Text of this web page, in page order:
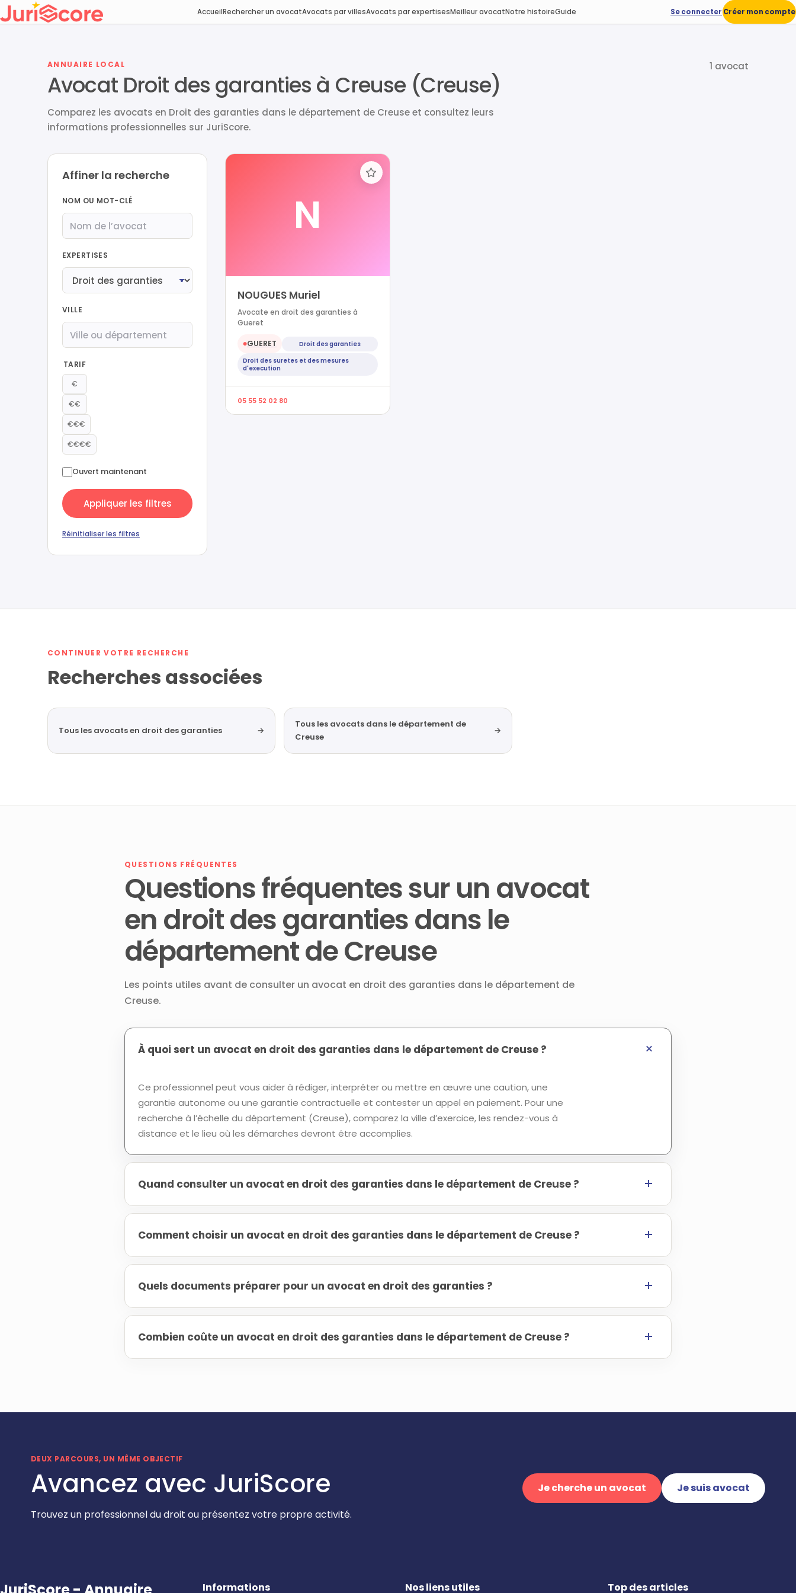
AccueilRechercher un avocatAvocats par villesAvocats par expertisesMeilleur avocatNotre histoireGuide Se connecter Créer mon compte
ANNUAIRE LOCAL
Avocat Droit des garanties à Creuse (Creuse)
Comparez les avocats en Droit des garanties dans le département de Creuse et consultez leurs
informations professionnelles sur JuriScore.
1 avocat
Affiner la recherche
NOM OU MOT-CLÉ
EXPERTISES
VILLE
TARIF
€
€€
€€€
€€€€
Ouvert maintenant
Appliquer les filtres
Réinitialiser les filtres
N
NOUGUES Muriel
Avocate en droit des garanties à
Gueret
●GUERET
Droit des garanties
Droit des suretes et des mesures
d'execution
05 55 52 02 80
CONTINUER VOTRE RECHERCHE
Recherches associées
Tous les avocats en droit des garanties →
Tous les avocats dans le département de
Creuse
→
QUESTIONS FRÉQUENTES
Questions fréquentes sur un avocat
en droit des garanties dans le
département de Creuse
Les points utiles avant de consulter un avocat en droit des garanties dans le département de
Creuse.
À quoi sert un avocat en droit des garanties dans le département de Creuse ?
Ce professionnel peut vous aider à rédiger, interpréter ou mettre en œuvre une caution, une
garantie autonome ou une garantie contractuelle et contester un appel en paiement. Pour une
recherche à l’échelle du département (Creuse), comparez la ville d’exercice, les rendez-vous à
distance et le lieu où les démarches devront être accomplies.
Quand consulter un avocat en droit des garanties dans le département de Creuse ?
Comment choisir un avocat en droit des garanties dans le département de Creuse ?
Quels documents préparer pour un avocat en droit des garanties ?
Combien coûte un avocat en droit des garanties dans le département de Creuse ?
DEUX PARCOURS, UN MÊME OBJECTIF
Avancez avec JuriScore
Trouvez un professionnel du droit ou présentez votre propre activité.
Je cherche un avocat Je suis avocat
Informations Nos liens utiles Top des articles